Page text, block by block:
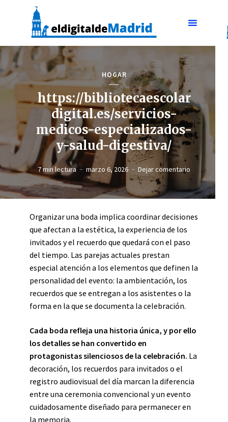
HOGAR
https://bibliotecaescolar
digital.es/servicios-
medicos-especializados-
y-salud-digestiva/
7 min lectura marzo 6, 2026 Dejar comentario
Organizar una boda implica coordinar decisiones
que afectan a la estética, la experiencia de los
invitados y el recuerdo que quedará con el paso
del tiempo. Las parejas actuales prestan
especial atención a los elementos que definen la
personalidad del evento: la ambientación, los
recuerdos que se entregan a los asistentes o la
forma en la que se documenta la celebración.
Cada boda refleja una historia única, y por ello
los detalles se han convertido en
protagonistas silenciosos de la celebración. La
decoración, los recuerdos para invitados o el
registro audiovisual del día marcan la diferencia
entre una ceremonia convencional y un evento
cuidadosamente diseñado para permanecer en
la memoria.